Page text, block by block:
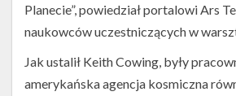
Planecie”, powiedział portalowi Ars
naukowców uczestniczących w
Jak ustalił Keith Cowing, były
amerykańska agencja kosmiczna